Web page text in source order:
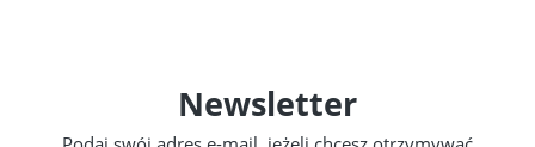
Newsletter